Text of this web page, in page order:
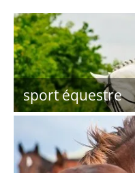
sport équestre